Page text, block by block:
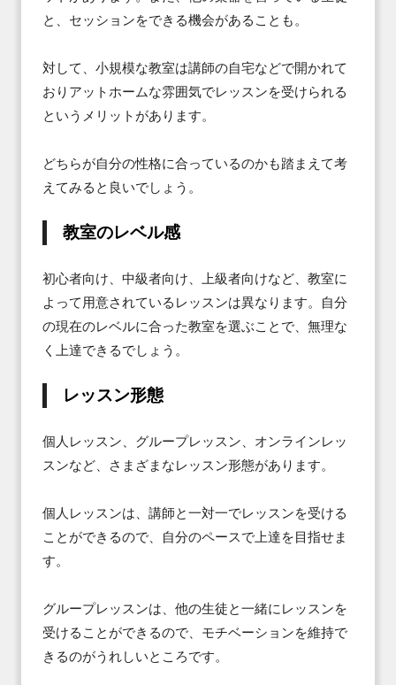
と、セッションをできる機会があることも。
対して、小規模な教室は講師の自宅などで開かれて
おりアットホームな雰囲気でレッスンを受けられる
というメリットがあります。
どちらが自分の性格に合っているのかも踏まえて考
えてみると良いでしょう。
教室のレベル感
初心者向け、中級者向け、上級者向けなど、教室に
よって用意されているレッスンは異なります。自分
の現在のレベルに合った教室を選ぶことで、無理な
く上達できるでしょう。
レッスン形態
個人レッスン、グループレッスン、オンラインレッ
スンなど、さまざまなレッスン形態があります。
個人レッスンは、講師と一対一でレッスンを受ける
ことができるので、自分のペースで上達を目指せま
す。
グループレッスンは、他の生徒と一緒にレッスンを
受けることができるので、モチベーションを維持で
きるのがうれしいところです。